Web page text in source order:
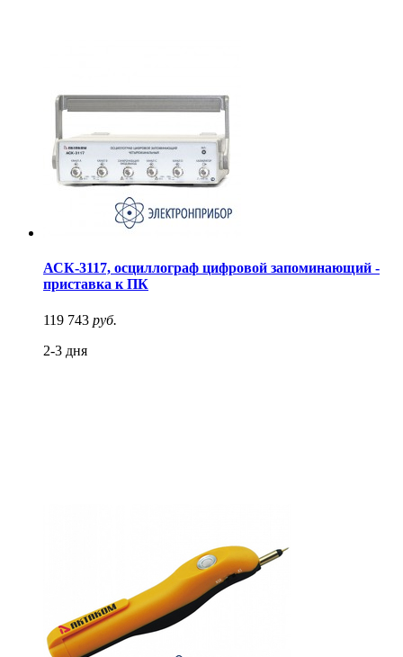
АСК-3117, осциллограф цифровой запоминающий -
приставка к ПК
119 743 руб.
2-3 дня